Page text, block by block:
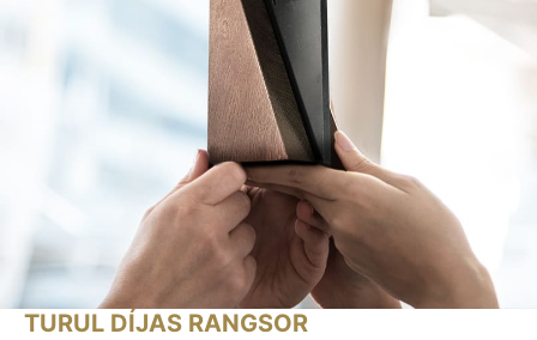
TURUL DÍJAS RANGSOR